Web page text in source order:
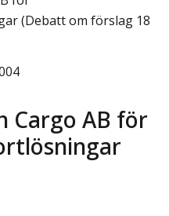
(Debatt om förslag 18
Cargo AB för